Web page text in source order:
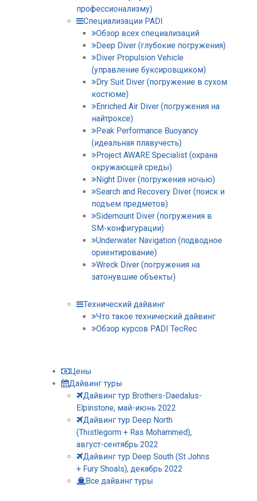
профессионализму)
Специализации PADI
Обзор всех специализаций
Deep Diver (глубокие погружения)
Diver Propulsion Vehicle
(управление буксировщиком)
Dry Suit Diver (погружение в сухом
костюме)
Enriched Air Diver (погружения на
найтроксе)
Peak Performance Buoyancy
(идеальная плавучесть)
Project AWARE Specialist (охрана
окружающей среды)
Night Diver (погружения ночью)
Search and Recovery Diver (поиск и
подъем предметов)
Sidemount Diver (погружения в
SM-конфигурации)
Underwater Navigation (подводное
ориентирование)
Wreck Diver (погружения на
затонувшие объекты)
Технический дайвинг
Что такое технический дайвинг
Обзор курсов PADI TecRec
Цены
Дайвинг туры
Дайвинг тур Brothers-Daedalus-
Elpinstone, май-июнь 2022
Дайвинг тур Deep North
(Thistlegorm + Ras Mohammed),
август-сентябрь 2022
Дайвинг тур Deep South (St Johns
+ Fury Shoals), декабрь 2022
Все дайвинг туры